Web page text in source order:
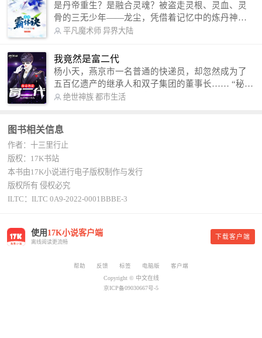
是丹帝重生？是融合灵魂？被盗走灵根、灵血、灵
骨的三无少年——龙尘，凭借着记忆中的炼丹神
术，修行神秘功法九星霸体诀，拨开重重迷雾，解
勾搭各色美女，镇压恶鬼邪神。 江湖传闻：龙
尘一到，地吼天啸。龙尘一出，鬼泣神哭。 本
故事纯属虚构，如有雷同，那就是真事儿，想要对
号入座，抓紧时间进群：487963015 微信公众号：
平凡魔术师,或者搜索：pingfanmoshushi1982,公众
平凡魔术师 异界大陆
我竟然是富二代
杨小天，燕京市一名普通的快递员，却忽然成为了
五百亿遗产的继承人和双子集团的董事长…… “秘
书，给我定制一套百亿富翁的吃喝住行标准！” “好
呢？” “回杨总，开车太堵，已经给你安排了直升
机。” 从此，开启杨小天的百亿富翁之旅，只有他不
敢想的，没有秘书办不到的。
绝世神族 都市生活
图书相关信息
作者：十三里行止
版权：17K书站
本书由17K小说进行电子版权制作与发行
版权所有 侵权必究
ILTC：ILTC 0A9-2022-0001BBBE-3
使用 17K小说客户端
离线阅读更流畅
下载客户端
帮助 反馈 标签 电脑版
客户端
Copyright © 中文在线
京ICP备09030667号-5